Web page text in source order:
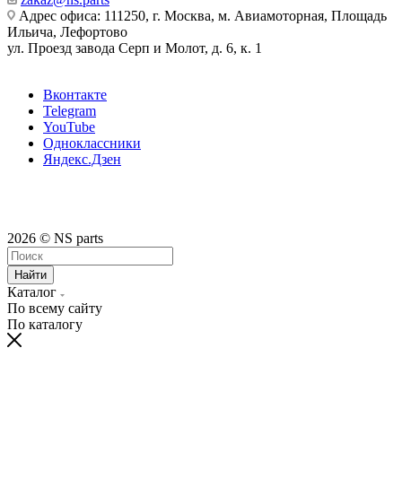
Адрес офиса: 111250, г. Москва, м. Авиамоторная, Площадь
Ильича, Лефортово
ул. Проезд завода Серп и Молот, д. 6, к. 1
Вконтакте
Telegram
YouTube
Одноклассники
Яндекс.Дзен
2026 © NS parts
Найти
Каталог
По всему сайту
По каталогу